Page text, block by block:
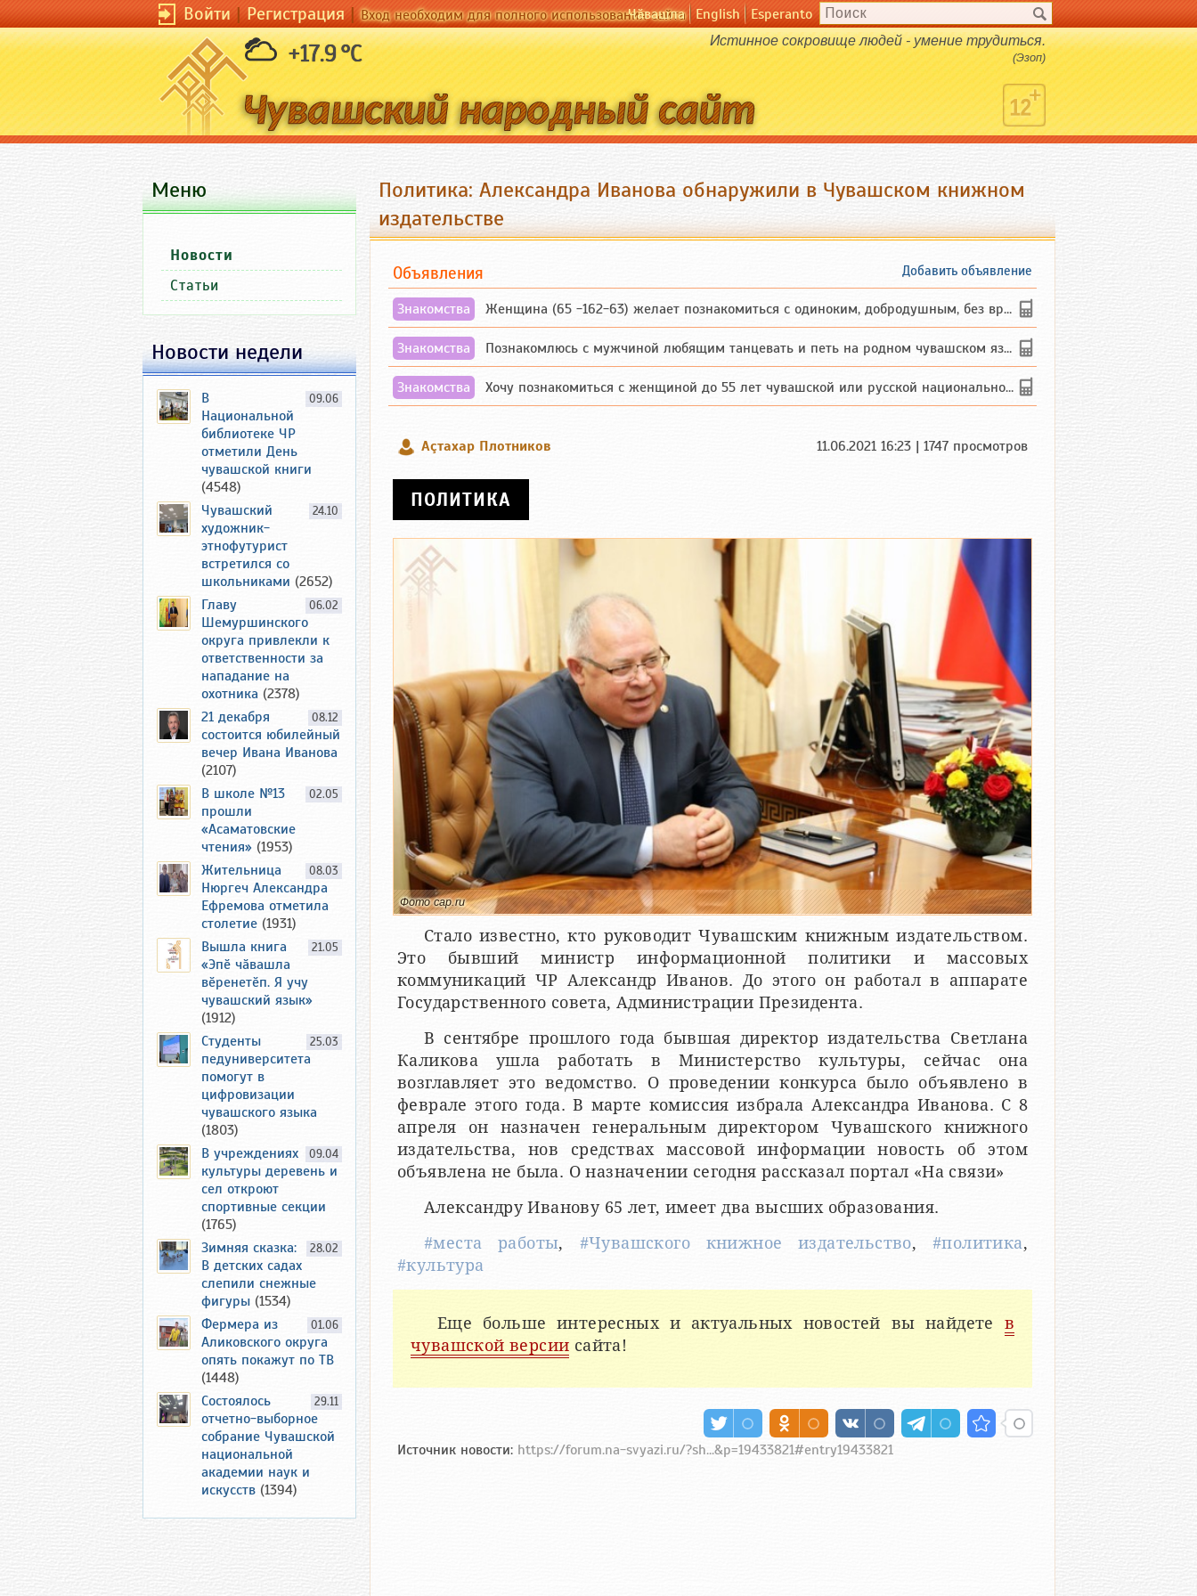
Войти|Регистрация|Вход необходим для полного использования сайта
Чӑвашла English Esperanto
+17.9 °C Истинное сокровище людей - умение трудиться.
(Эзоп)
Политика: Александра Иванова обнаружили в Чувашском книжном
издательстве
Добавить объявление
Объявления
Знакомства Женщина (65 -162-63) желает познакомиться с одиноким, добродушным, без вредных ...
Знакомства Познакомлюсь с мужчиной любящим танцевать и петь на родном чувашском языке
Знакомства Хочу познакомиться с женщиной до 55 лет чувашской или русской национальности дл...
Аçтахар Плотников 11.06.2021 16:23 | 1747 просмотров
ПОЛИТИКА
Фото cap.ru
Стало известно, кто руководит Чувашским книжным издательством.
Это бывший министр информационной политики и массовых
коммуникаций ЧР Александр Иванов. До этого он работал в аппарате
Государственного совета, Администрации Президента.
В сентябре прошлого года бывшая директор издательства Светлана
Каликова ушла работать в Министерство культуры, сейчас она
возглавляет это ведомство. О проведении конкурса было объявлено в
феврале этого года. В марте комиссия избрала Александра Иванова. С 8
апреля он назначен генеральным директором Чувашского книжного
издательства, нов средствах массовой информации новость об этом
объявлена не была. О назначении сегодня рассказал портал «На связи»
Александру Иванову 65 лет, имеет два высших образования.
#места работы, #Чувашского книжное издательство, #политика,
#культура
Еще больше интересных и актуальных новостей вы найдете в
чувашской версии сайта!
Источник новости: https://forum.na-svyazi.ru/?sh...&p=19433821#entry19433821
Меню
Новости
Статьи
Новости недели
09.06
В
Национальной
библиотеке ЧР
отметили День
чувашской книги
(4548)
24.10
Чувашский
художник-
этнофутурист
встретился со
школьниками (2652)
06.02
Главу
Шемуршинского
округа привлекли к
ответственности за
нападание на
охотника (2378)
08.12
21 декабря
состоится юбилейный
вечер Ивана Иванова
(2107)
02.05
В школе №13
прошли
«Асаматовские
чтения» (1953)
08.03
Жительница
Нюргеч Александра
Ефремова отметила
столетие (1931)
21.05
Вышла книга
«Эпӗ чӑвашла
вӗренетӗп. Я учу
чувашский язык»
(1912)
25.03
Студенты
педуниверситета
помогут в
цифровизации
чувашского языка
(1803)
09.04
В учреждениях
культуры деревень и
сел откроют
спортивные секции
(1765)
28.02
Зимняя сказка:
В детских садах
слепили снежные
фигуры (1534)
01.06
Фермера из
Аликовского округа
опять покажут по ТВ
(1448)
29.11
Состоялось
отчетно-выборное
собрание Чувашской
национальной
академии наук и
искусств (1394)